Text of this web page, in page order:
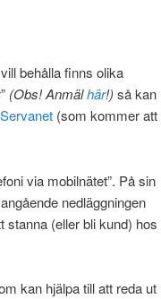
behålla finns olika
(Obs! Anmälhär!) så kan
Servanet(som kommer att
via mobilnätet”. På sin
angående nedläggningen
(eller bli kund) hos
kan hjälpa till att reda ut